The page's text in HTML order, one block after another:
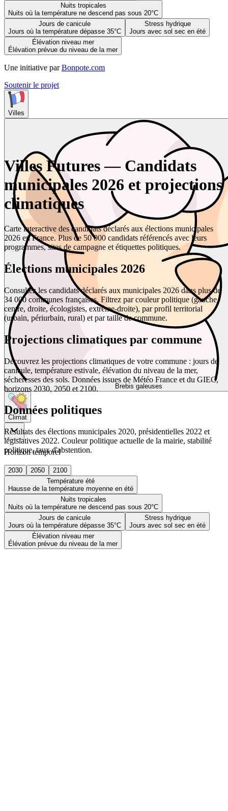
Nuits tropicales
Nuits où la température ne descend pas sous 20°C
Jours de canicule
Jours où la température dépasse 35°C
Stress hydrique
Jours avec sol sec en été
Élévation niveau mer
Élévation prévue du niveau de la mer
Une initiative par Bonpote.com
Soutenir le projet
Villes
Brebis galeuses
Climat
Horizon temporel
2030 2050
2100
Température été
Hausse de la température moyenne en été
Nuits tropicales
Nuits où la température ne descend pas sous 20°C
Jours de canicule
Jours où la température dépasse 35°C
Stress hydrique
Jours avec sol sec en été
Élévation niveau mer
Élévation prévue du niveau de la mer
Villes Futures — Candidats
municipales 2026 et projections
climatiques
Carte interactive des candidats déclarés aux élections municipales
2026 en France. Plus de 50 000 candidats référencés avec leurs
programmes, sites de campagne et étiquettes politiques.
Élections municipales 2026
Consultez les candidats déclarés aux municipales 2026 dans plus de
34 000 communes françaises. Filtrez par couleur politique (gauche,
centre, droite, écologistes, extrême-droite), par profil territorial
(urbain, périurbain, rural) et par taille de commune.
Projections climatiques par commune
Découvrez les projections climatiques de votre commune : jours de
canicule, température estivale, élévation du niveau de la mer,
sécheresses des sols. Données issues de Météo France et du GIEC,
horizons 2030, 2050 et 2100.
Données politiques
Résultats des élections municipales 2020, présidentielles 2022 et
législatives 2022. Couleur politique actuelle de la mairie, stabilité
politique, taux d'abstention.